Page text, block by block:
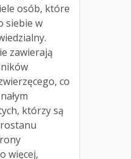
osób, które
siebie w
zawierają
co
którzy są
więcej,